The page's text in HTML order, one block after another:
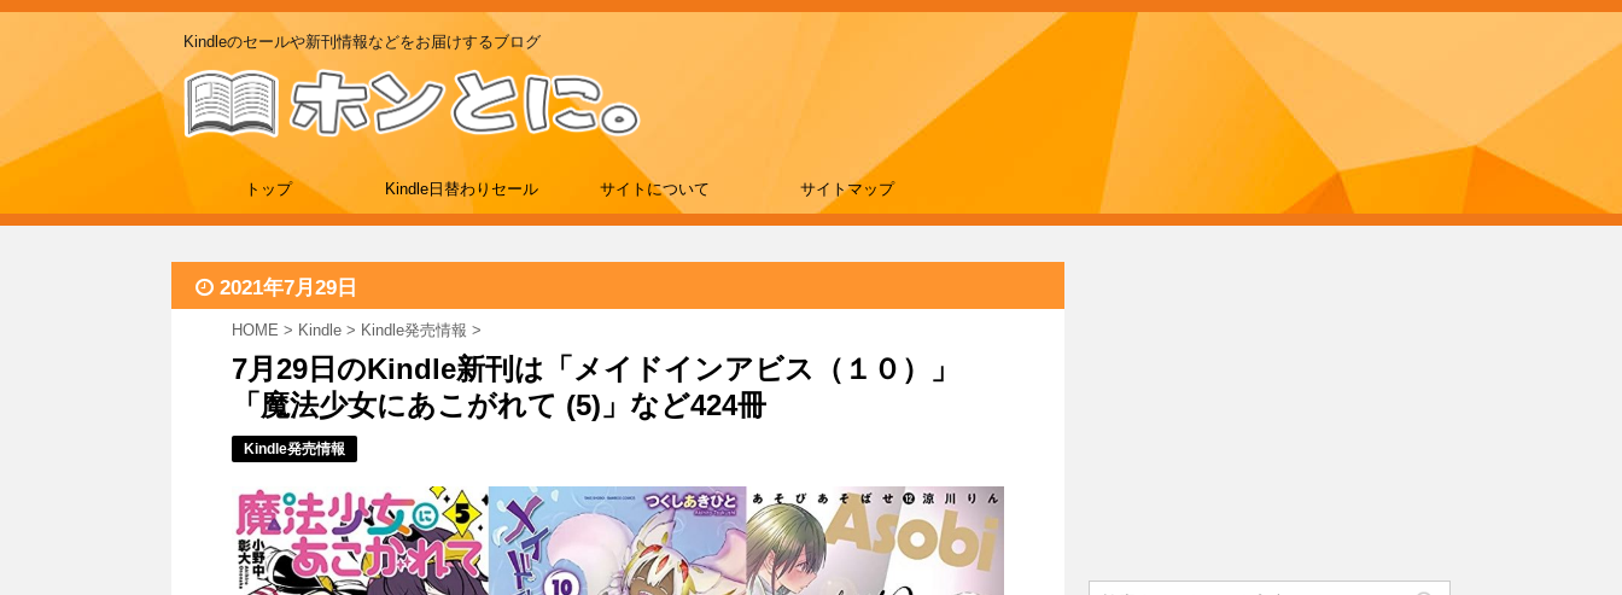
Kindleのセールや新刊情報などをお届けするブログ
トップ Kindle日替わりセール サイトについて サイトマップ
2021年7月29日
HOME > Kindle > Kindle発売情報 >
7月29日のKindle新刊は「メイドインアビス（１０）」
「魔法少女にあこがれて (5)」など424冊
Kindle発売情報